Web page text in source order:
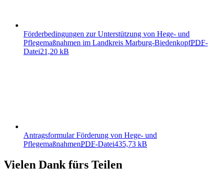
Förderbedingungen zur Unterstützung von Hege- und
Pflegemaßnahmen im Landkreis Marburg-BiedenkopfPDF-
Datei21,20 kB
Antragsformular Förderung von Hege- und
PflegemaßnahmenPDF-Datei435,73 kB
Vielen Dank fürs Teilen